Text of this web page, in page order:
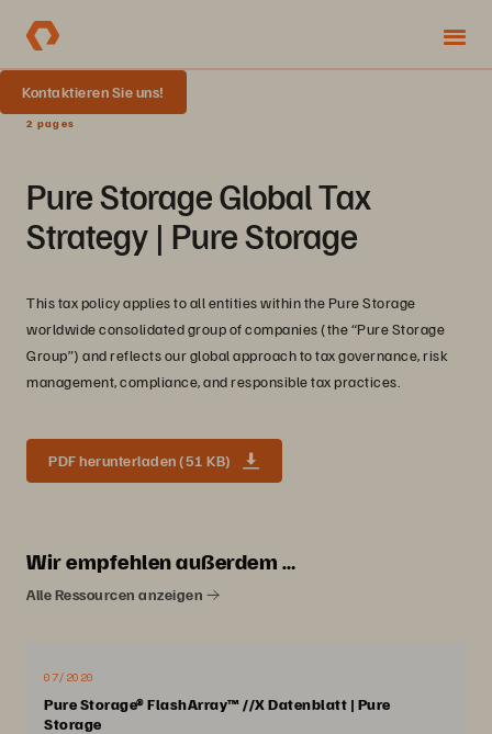
Kontaktieren Sie uns!
2 pages
Pure Storage Global Tax
Strategy | Pure Storage
This tax policy applies to all entities within the Pure Storage
worldwide consolidated group of companies (the “Pure Storage
Group”) and reflects our global approach to tax governance, risk
management, compliance, and responsible tax practices.
PDF herunterladen (51 KB)
Wir empfehlen außerdem …
Alle Ressourcen anzeigen
07/2020
Pure Storage® FlashArray™ //X Datenblatt | Pure
Storage